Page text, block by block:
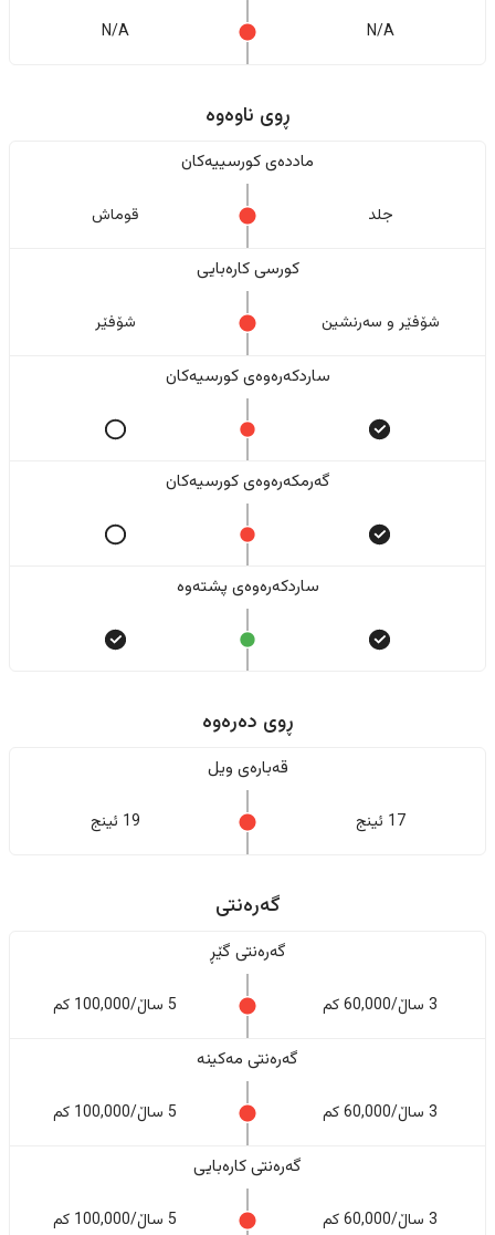
N/A
N/A
ڕوی ناوەوە
ماددەی کورسییەکان
جلد قوماش
کورسی کارەبایی
شۆفێر و سەرنشین شۆفێر
ساردکەرەوەی کورسیەکان
گەرمکەرەوەی کورسیەکان
ساردکەرەوەی پشتەوە
ڕوی دەرەوە
قەبارەی ویل
17 ئینج 19 ئینج
گەرەنتی
گەرەنتی گێڕ
3 ساڵ/60,000 کم 5 ساڵ/100,000 کم
گەرەنتی مەکینە
3 ساڵ/60,000 کم 5 ساڵ/100,000 کم
گەرەنتی کارەبایی
3 ساڵ/60,000 کم 5 ساڵ/100,000 کم